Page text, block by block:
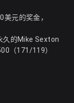
元的奖金，
久的Mike Sexton
（171/119）